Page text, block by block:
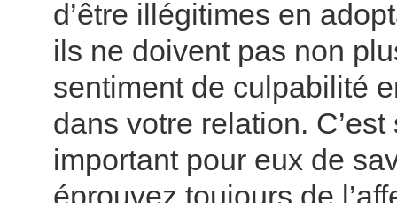
d’être illégitimes en
ils ne doivent pas non
sentiment de culpabilité
dans votre relation. C’est
important pour eux de
éprouvez toujours de